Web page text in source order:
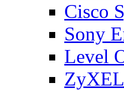
Cisco
Sony
Level
ZyXEL